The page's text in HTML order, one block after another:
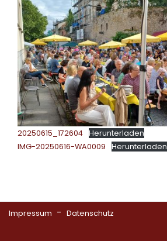
20250615_172604 Herunterladen
IMG-20250616-WA0009
Herunterladen
Impressum - Datenschutz